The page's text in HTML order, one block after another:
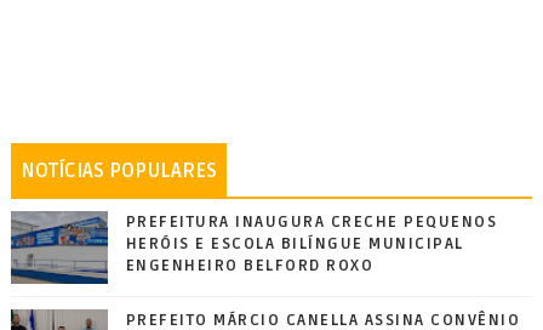
NOTÍCIAS POPULARES
PREFEITURA INAUGURA CRECHE PEQUENOS
HERÓIS E ESCOLA BILÍNGUE MUNICIPAL
ENGENHEIRO BELFORD ROXO
PREFEITO MÁRCIO CANELLA ASSINA CONVÊNIO